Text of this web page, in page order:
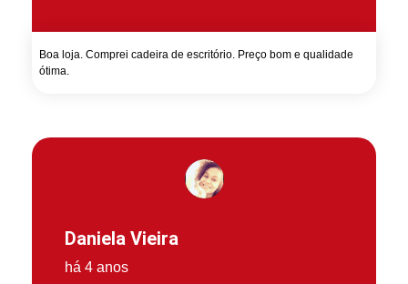
Boa loja. Comprei cadeira de escritório. Preço bom e qualidade
ótima.
Daniela Vieira
há 4 anos